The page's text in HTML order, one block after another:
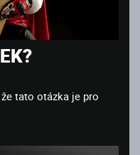
tato otázka je pro